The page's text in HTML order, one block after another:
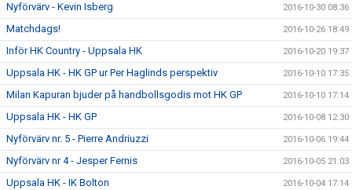
Nyförvärv - Kevin Isberg 2016-10-30 08:36
Matchdags! 2016-10-26 18:49
Inför HK Country - Uppsala HK 2016-10-20 19:37
Uppsala HK - HK GP ur Per Haglinds perspektiv 2016-10-10 17:35
Milan Kapuran bjuder på handbollsgodis mot HK GP 2016-10-10 17:14
Uppsala HK - HK GP 2016-10-08 12:30
Nyförvärv nr. 5 - Pierre Andriuzzi 2016-10-06 19:44
Nyförvärv nr 4 - Jesper Fernis 2016-10-05 21:03
Uppsala HK - IK Bolton 2016-10-04 17:14